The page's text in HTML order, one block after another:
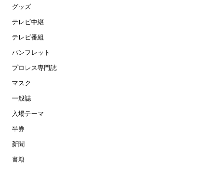
グッズ
テレビ中継
テレビ番組
パンフレット
プロレス専門誌
マスク
一般誌
入場テーマ
半券
新聞
書籍